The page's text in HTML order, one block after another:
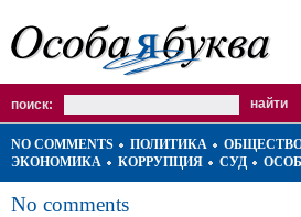
поиск:
NO COMMENTS ПОЛИТИКА
ЭКОНОМИКА
КОРРУПЦИЯ СУД
No comments